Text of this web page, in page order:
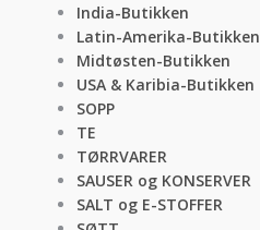
India-Butikken
Latin-Amerika-Butikken
Midtøsten-Butikken
USA & Karibia-Butikken
SOPP
TE
TØRRVARER
SAUSER og KONSERVER
SALT og E-STOFFER